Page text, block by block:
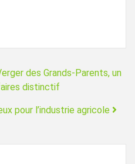
des Grands-Parents, un
distinctif
pour l’industrie agricole